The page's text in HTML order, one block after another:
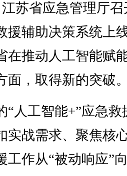
省应急管理厅召
援辅助决策系统上
在推动人工智能赋
面，取得新的突破
工智能+”应急救
实战需求、聚焦核
工作从“被动响应”